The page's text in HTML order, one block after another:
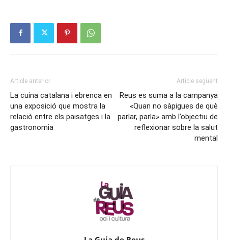
Article anterior
La cuina catalana i ebrenca en
una exposició que mostra la
relació entre els paisatges i la
gastronomia
Article següent
Reus es suma a la campanya
«Quan no sàpigues de què
parlar, parla» amb l’objectiu de
reflexionar sobre la salut
mental